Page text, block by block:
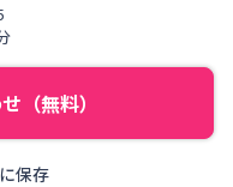
（無料）
保存